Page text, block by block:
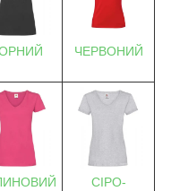
ЧЕРВОНИЙ
СІРО-